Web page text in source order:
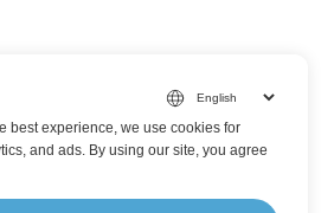
best experience, we use cookies for
and ads. By using our site, you agree